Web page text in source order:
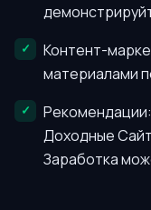
Контент-
материалами
Доходные
Заработка